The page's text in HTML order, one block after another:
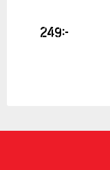
249kr